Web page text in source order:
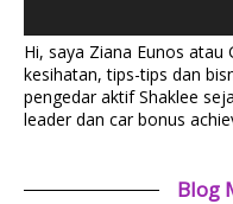
Hi, saya Ziana Eunos atau
kesihatan, tips-tips dan
pengedar aktif Shaklee
leader dan car bonus
Blog